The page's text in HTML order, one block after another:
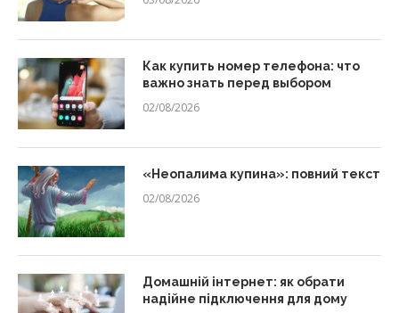
Как купить номер телефона: что
важно знать перед выбором
02/08/2026
«Неопалима купина»: повний текст
02/08/2026
Домашній інтернет: як обрати
надійне підключення для дому